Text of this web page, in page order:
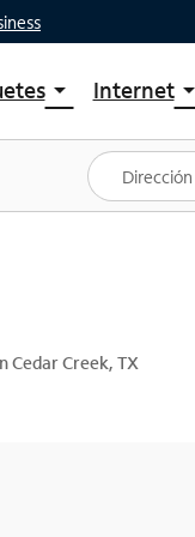
arrow_drop_down
paquetes
Spectrum One
ofertas
Internetarrow_drop_down
Planes
Cedar Creek, TX